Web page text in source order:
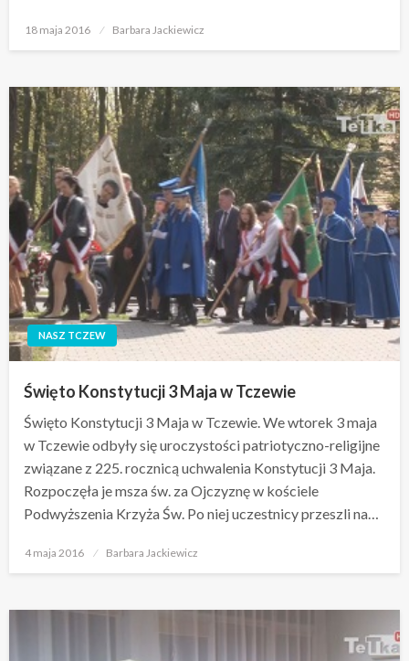
Opublikowane
18 maja 2016 Barbara Jackiewicz
NASZ TCZEW
Święto Konstytucji 3 Maja w Tczewie
Święto Konstytucji 3 Maja w Tczewie. We wtorek 3 maja
w Tczewie odbyły się uroczystości patriotyczno-religijne
związane z 225. rocznicą uchwalenia Konstytucji 3 Maja.
Rozpoczęła je msza św. za Ojczyznę w kościele
Podwyższenia Krzyża Św. Po niej uczestnicy przeszli na…
Opublikowane
4 maja 2016 Barbara Jackiewicz